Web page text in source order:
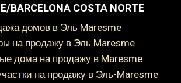
BARCELONA COSTA NORTE
домов в Эль Maresme
на продажу в Эль Maresme
дома на продажу в Maresme
на продажу в Эль-Maresme